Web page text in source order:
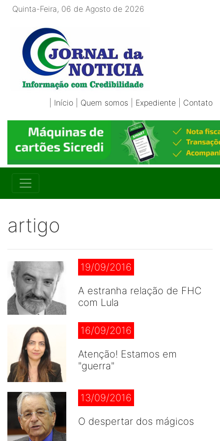
Quinta-Feira, 06 de Agosto de 2026
Início Quem somos Expediente Contato
artigo
19/09/2016
A estranha relação de FHC
com Lula
16/09/2016
Atenção! Estamos em
"guerra"
13/09/2016
O despertar dos mágicos